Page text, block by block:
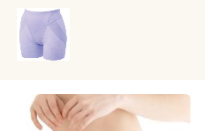
お気に入り
サポート
ご利用ガイド